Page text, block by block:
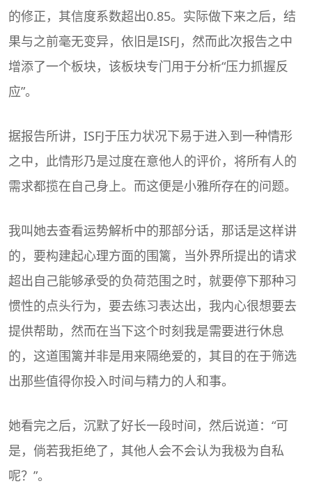
的修正，其信度系数超出0.85。实际做下来之后，结
果与之前毫无变异，依旧是ISFJ，然而此次报告之中
增添了一个板块，该板块专门用于分析“压力抓握反
应”。
据报告所讲，ISFJ于压力状况下易于进入到一种情形
之中，此情形乃是过度在意他人的评价，将所有人的
需求都揽在自己身上。而这便是小雅所存在的问题。
我叫她去查看运势解析中的那部分话，那话是这样讲
的，要构建起心理方面的围篱，当外界所提出的请求
超出自己能够承受的负荷范围之时，就要停下那种习
惯性的点头行为，要去练习表达出，我内心很想要去
提供帮助，然而在当下这个时刻我是需要进行休息
的，这道围篱并非是用来隔绝爱的，其目的在于筛选
出那些值得你投入时间与精力的人和事。
她看完之后，沉默了好长一段时间，然后说道：“可
是，倘若我拒绝了，其他人会不会认为我极为自私
呢？”。